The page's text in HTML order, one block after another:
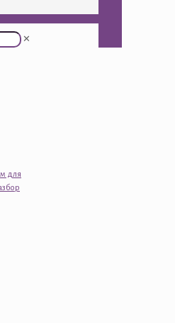
✕
для